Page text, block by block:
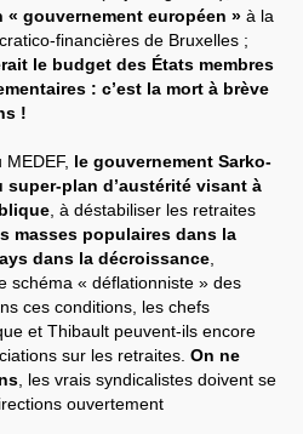
gouvernement européen » à la
financières de Bruxelles ;
le budget des États membres
: c’est la mort à brève
!
le gouvernement Sarko-
plan d’austérité visant à
, à déstabiliser les retraites
masses populaires dans la
dans la décroissance
schéma « déflationniste » des
ces conditions, les chefs
et Thibault peuvent-ils encore
sur les retraites. On ne
, les vrais syndicalistes doivent se
ouvertement